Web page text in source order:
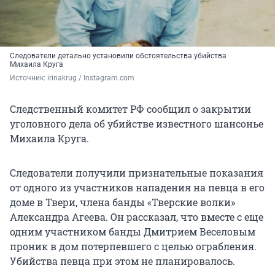
Следователи детально установили обстоятельства убийства
Михаила Круга
Источник: irinakrug / Instagram.com
Следственный комитет РФ сообщил о закрытии
уголовного дела об убийстве известного шансонье
Михаила Круга.
Следователи получили признательные показания
от одного из участников нападения на певца в его
доме в Твери, члена банды «Тверские волки»
Александра Агеева. Он рассказал, что вместе с еще
одним участником банды Дмитрием Веселовым
проник в дом потерпевшего с целью ограбления.
Убийства певца при этом не планировалось.